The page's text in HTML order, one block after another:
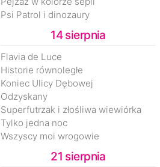
Psi Patrol i dinozaury
14 sierpnia
Flavia de Luce
Historie równoległe
Koniec Ulicy Dębowej
Odzyskany
Superfutrzak i złośliwa wiewiórka
Tylko jedna noc
Wszyscy moi wrogowie
21 sierpnia